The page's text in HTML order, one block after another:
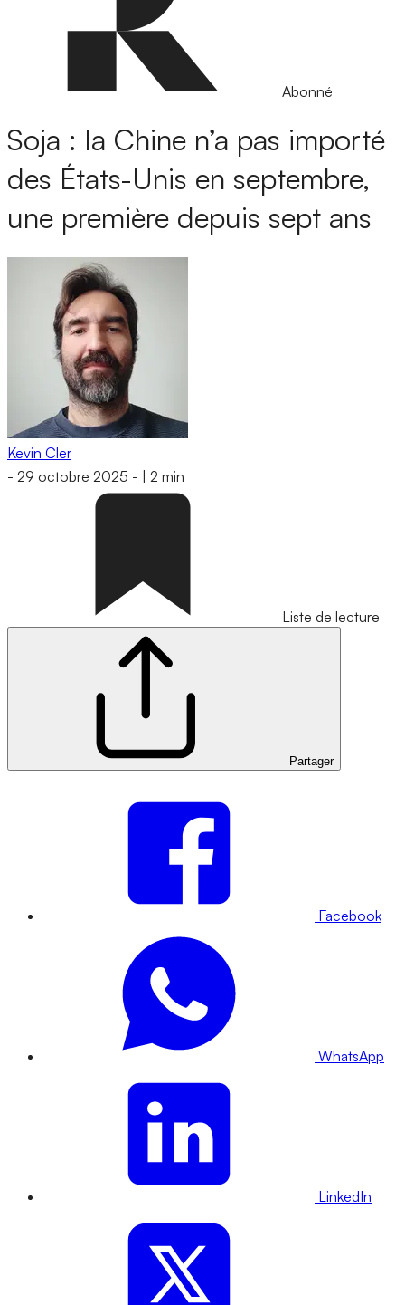
Abonné
Soja : la Chine n’a pas importé
des États-Unis en septembre,
une première depuis sept ans
Kevin Cler
- 29 octobre 2025 - 2 min
Liste de lecture
Partager
Facebook
WhatsApp
LinkedIn